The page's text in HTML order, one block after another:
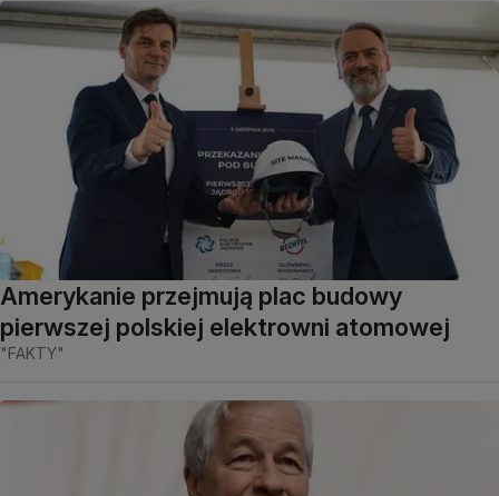
Amerykanie przejmują plac budowy
pierwszej polskiej elektrowni atomowej
"FAKTY"